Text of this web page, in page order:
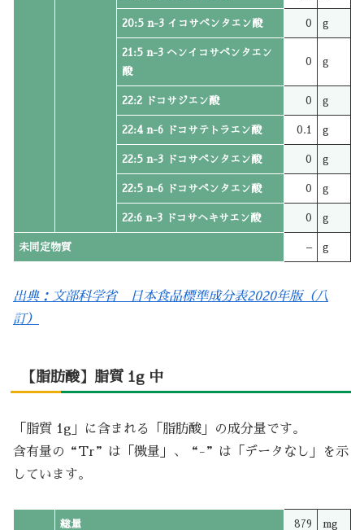
20:5 n-3 イコサペンタエン酸 0 g
21:5 n-3 ヘンイコサペンタエン
酸
0 g
22:2 ドコサジエン酸 0 g
22:4 n-6 ドコサテトラエン酸 0.1 g
22:5 n-3 ドコサペンタエン酸 0 g
22:5 n-6 ドコサペンタエン酸 0 g
22:6 n-3 ドコサヘキサエン酸 0 g
未同定物質 – g
出典：文部科学省 日本食品標準成分表2020年版（八
訂）
【脂肪酸】脂質 1g 中
「脂質 1g」に含まれる「脂肪酸」の成分量です。
含有量の“Tr”は「微量」、“-”は「データなし」を示
しています。
総量 879 mg